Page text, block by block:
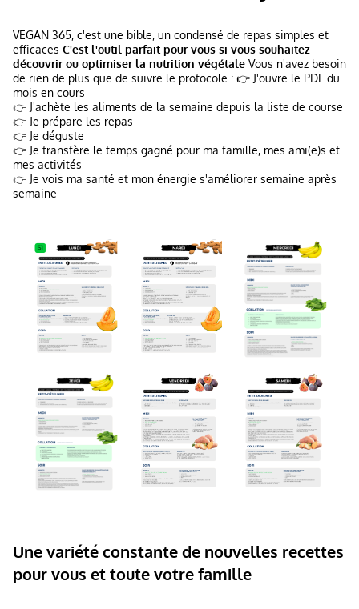
VEGAN 365, c'est une bible, un condensé de repas simples et
efficaces C'est l'outil parfait pour vous si vous souhaitez
découvrir ou optimiser la nutrition végétale Vous n'avez besoin
de rien de plus que de suivre le protocole : 👉 J'ouvre le PDF du
mois en cours
👉 J'achète les aliments de la semaine depuis la liste de course
👉 Je prépare les repas
👉 Je déguste
👉 Je transfère le temps gagné pour ma famille, mes ami(e)s et
mes activités
👉 Je vois ma santé et mon énergie s'améliorer semaine après
semaine
Une variété constante de nouvelles recettes
pour vous et toute votre famille